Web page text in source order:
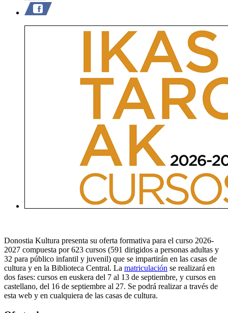
Donostia Kultura presenta su oferta formativa para el curso 2026-
2027 compuesta por623 cursos (591 dirigidos a personas adultas y
32 para público infantil y juvenil) que se impartirán en las casas de
cultura y en la Biblioteca Central. La matriculación se realizará en
dos fases: cursos en euskera del 7 al 13 de septiembre, y cursos en
castellano, del 16 de septiembre al 27. Se podrá realizar a través de
esta web y en cualquiera de las casas de cultura.